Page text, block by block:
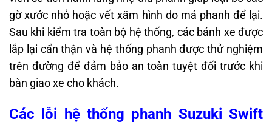
gờ xước nhỏ hoặc vết xăm hình do má phanh để lại.
Sau khi kiểm tra toàn bộ hệ thống, các bánh xe được
lắp lại cẩn thận và hệ thống phanh được thử nghiệm
trên đường để đảm bảo an toàn tuyệt đối trước khi
bàn giao xe cho khách.
Các lỗi hệ thống phanh Suzuki Swift